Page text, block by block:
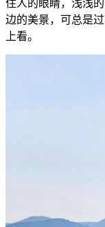
住人的眼睛，浅浅
边的美景，可总是
上看。